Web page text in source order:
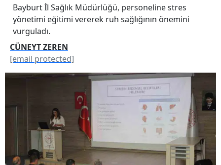
Bayburt İl Sağlık Müdürlüğü, personeline stres
yönetimi eğitimi vererek ruh sağlığının önemini
vurguladı.
CÜNEYT ZEREN
[email protected]